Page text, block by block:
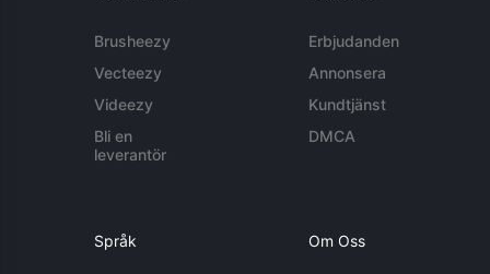
Brusheezy
Vecteezy
Videezy
Bli en
leverantör
Erbjudanden
Annonsera
Kundtjänst
DMCA
Språk Om Oss